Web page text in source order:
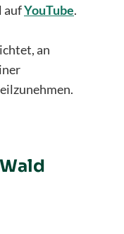
aufYouTube.
an